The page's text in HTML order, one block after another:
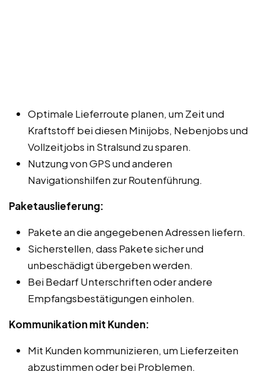
Optimale Lieferroute planen, um Zeit und
Kraftstoff bei diesen Minijobs, Nebenjobs und
Vollzeitjobs in Stralsund zu sparen.
Nutzung von GPS und anderen
Navigationshilfen zur Routenführung.
Paketauslieferung:
Pakete an die angegebenen Adressen liefern.
Sicherstellen, dass Pakete sicher und
unbeschädigt übergeben werden.
Bei Bedarf Unterschriften oder andere
Empfangsbestätigungen einholen.
Kommunikation mit Kunden:
Mit Kunden kommunizieren, um Lieferzeiten
abzustimmen oder bei Problemen.